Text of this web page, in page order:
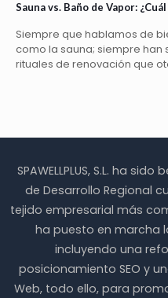
Sauna vs. Baño de Vapor:
Siempre que hablamos de
como la sauna; siempre han
rituales de renovación que
SPAWELLPLUS, S.L. ha
de Desarrollo Regional
tejido empresarial más
ha puesto en marcha
incluyendo una
posicionamiento SEO y
Web, todo ello, para